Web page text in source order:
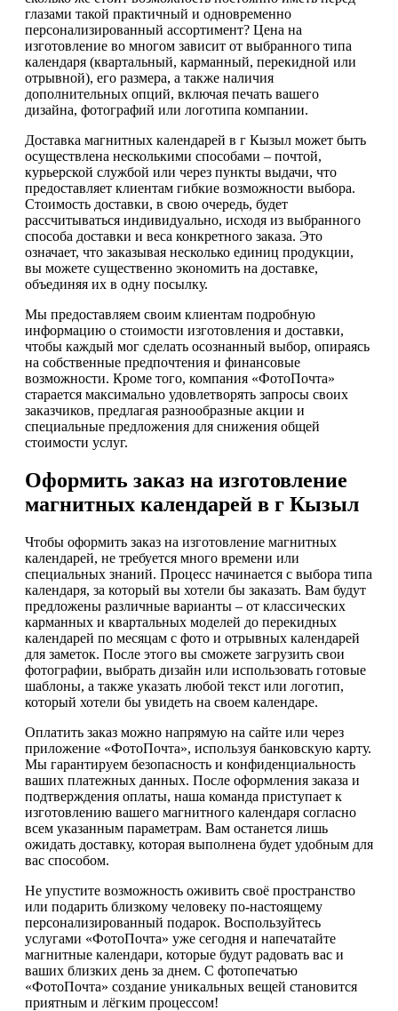
глазами такой практичный и одновременно
персонализированный ассортимент? Цена на
изготовление во многом зависит от выбранного типа
календаря (квартальный, карманный, перекидной или
отрывной), его размера, а также наличия
дополнительных опций, включая печать вашего
дизайна, фотографий или логотипа компании.
Доставка магнитных календарей в г Кызыл может быть
осуществлена несколькими способами – почтой,
курьерской службой или через пункты выдачи, что
предоставляет клиентам гибкие возможности выбора.
Стоимость доставки, в свою очередь, будет
рассчитываться индивидуально, исходя из выбранного
способа доставки и веса конкретного заказа. Это
означает, что заказывая несколько единиц продукции,
вы можете существенно экономить на доставке,
объединяя их в одну посылку.
Мы предоставляем своим клиентам подробную
информацию о стоимости изготовления и доставки,
чтобы каждый мог сделать осознанный выбор, опираясь
на собственные предпочтения и финансовые
возможности. Кроме того, компания «ФотоПочта»
старается максимально удовлетворять запросы своих
заказчиков, предлагая разнообразные акции и
специальные предложения для снижения общей
стоимости услуг.
Оформить заказ на изготовление
магнитных календарей в г Кызыл
Чтобы оформить заказ на изготовление магнитных
календарей, не требуется много времени или
специальных знаний. Процесс начинается с выбора типа
календаря, за который вы хотели бы заказать. Вам будут
предложены различные варианты – от классических
карманных и квартальных моделей до перекидных
календарей по месяцам с фото и отрывных календарей
для заметок. После этого вы сможете загрузить свои
фотографии, выбрать дизайн или использовать готовые
шаблоны, а также указать любой текст или логотип,
который хотели бы увидеть на своем календаре.
Оплатить заказ можно напрямую на сайте или через
приложение «ФотоПочта», используя банковскую карту.
Мы гарантируем безопасность и конфиденциальность
ваших платежных данных. После оформления заказа и
подтверждения оплаты, наша команда приступает к
изготовлению вашего магнитного календаря согласно
всем указанным параметрам. Вам останется лишь
ожидать доставку, которая выполнена будет удобным для
вас способом.
Не упустите возможность оживить своё пространство
или подарить близкому человеку по-настоящему
персонализированный подарок. Воспользуйтесь
услугами «ФотоПочта» уже сегодня и напечатайте
магнитные календари, которые будут радовать вас и
ваших близких день за днем. С фотопечатью
«ФотоПочта» создание уникальных вещей становится
приятным и лёгким процессом!